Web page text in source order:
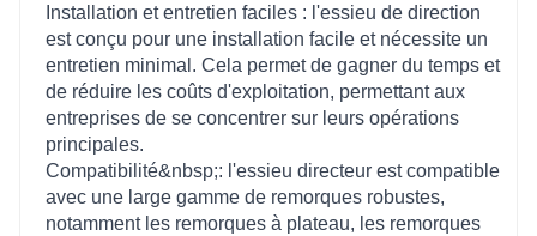
Installation et entretien faciles : l'essieu de direction
est conçu pour une installation facile et nécessite un
entretien minimal. Cela permet de gagner du temps et
de réduire les coûts d'exploitation, permettant aux
entreprises de se concentrer sur leurs opérations
principales.
Compatibilité&nbsp;: l'essieu directeur est compatible
avec une large gamme de remorques robustes,
notamment les remorques à plateau, les remorques